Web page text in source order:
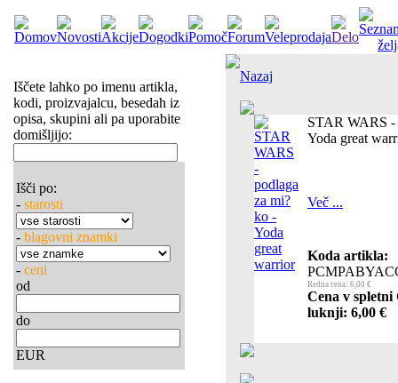
Iščete lahko po imenu artikla,
kodi, proizvajalcu, besedah iz
opisa, skupini ali pa uporabite
domišljijo:
Išči po:
- starosti
- blagovni znamki
- ceni
od
do
EUR
Nazaj
STAR WARS -
Yoda great
Več ...
Koda artikla:
Redna cena: 6,00 €
Cena v
luknji: 6,00 €